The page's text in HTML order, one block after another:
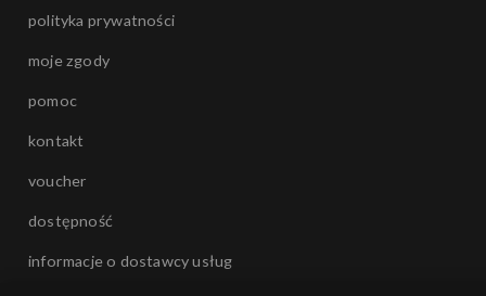
polityka prywatności
moje zgody
pomoc
kontakt
voucher
dostępność
informacje o dostawcy usług